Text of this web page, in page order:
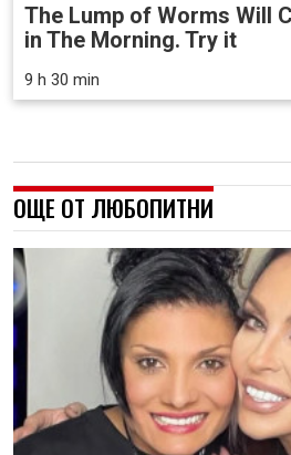
The Lump of Worms Will
in The Morning. Try it
9 h 30 min
ОЩЕ ОТ ЛЮБОПИТНИ